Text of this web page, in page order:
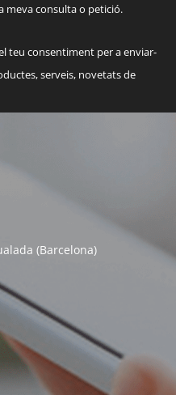
meva consulta o petició.
teu consentiment per a enviar-
serveis, novetats de
(Barcelona)